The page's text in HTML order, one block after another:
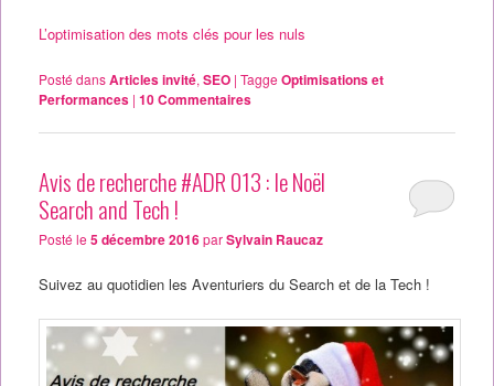
L’optimisation des mots clés pour les nuls
Posté dansArticles invité, SEO | Tagge Optimisations et
Performances | 10Commentaires
Avis de recherche #ADR 013 : le Noël
Search and Tech !
Posté le 5 décembre 2016parSylvain Raucaz
Suivez au quotidien les Aventuriers du Search et de la Tech !